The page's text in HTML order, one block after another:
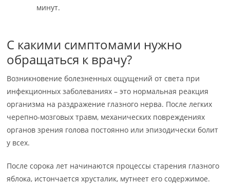
минут.
С какими симптомами нужно
обращаться к врачу?
Возникновение болезненных ощущений от света при
инфекционных заболеваниях – это нормальная реакция
организма на раздражение глазного нерва. После легких
черепно-мозговых травм, механических повреждениях
органов зрения голова постоянно или эпизодически болит
у всех.
После сорока лет начинаются процессы старения глазного
яблока, истончается хрусталик, мутнеет его содержимое.